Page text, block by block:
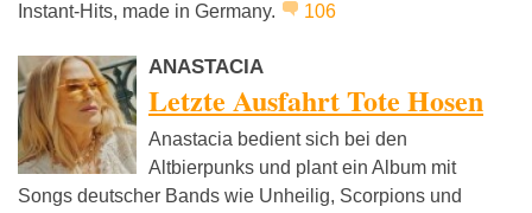
Instant-Hits, made in Germany.
106
ANASTACIA
Letzte Ausfahrt Tote Hosen
Anastacia bedient sich bei den
Altbierpunks und plant ein Album mit
Songs deutscher Bands wie Unheilig, Scorpions und